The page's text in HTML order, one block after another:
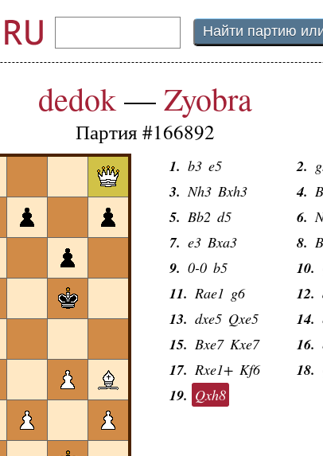
dedok—Zyobra
Партия #166892
1. b3 e5 2.
3. Nh3 Bxh3 4.
5. Bb2 d5 6.
7. e3 Bxa3 8.
9. 0-0 b5 10.
11. Rae1 g6 12.
13. dxe5 Qxe5 14.
15. Bxe7 Kxe7 16.
17. Rxe1+ Kf6 18.
19. Qxh8